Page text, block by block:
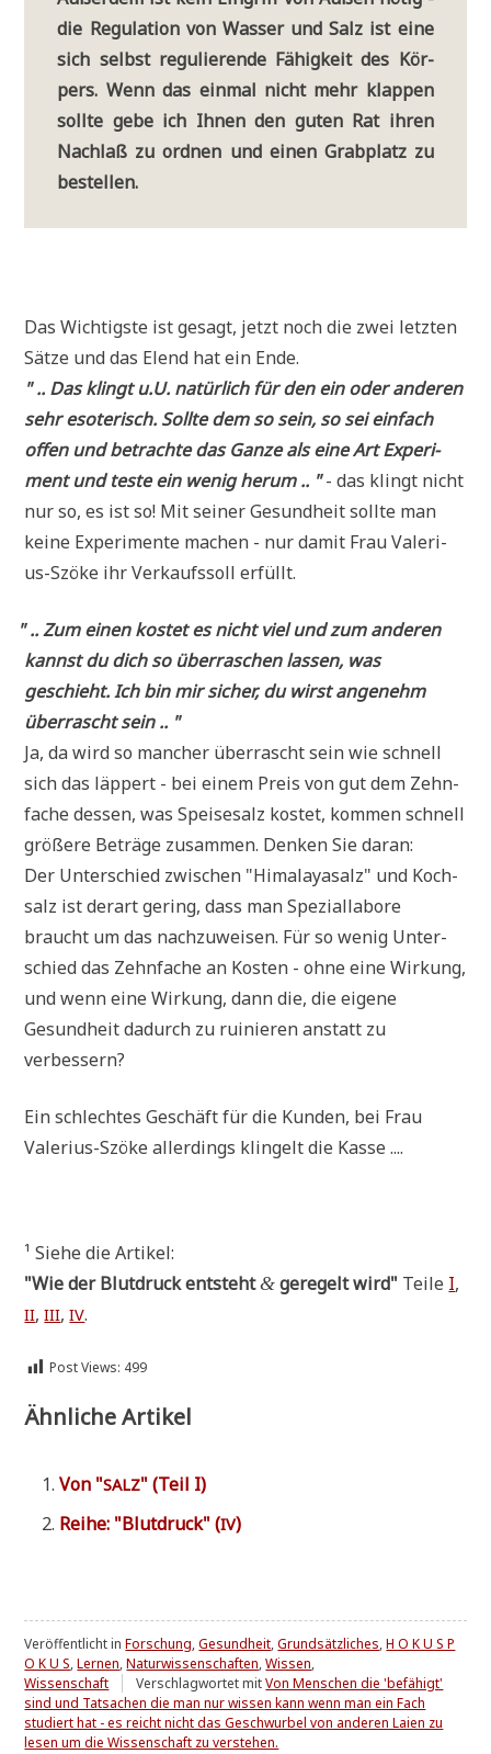
die Regu­la­ti­on von Was­ser und Salz ist eine
sich selbst regu­lie­ren­de Fähig­keit des Kör­
pers. Wenn das ein­mal nicht mehr klap­pen
soll­te gebe ich Ihnen den guten Rat ihren
Nach­laß zu ord­nen und einen Grab­platz zu
bestellen.
Das Wich­tig­ste ist gesagt, jetzt noch die zwei letz­ten
Sät­ze und das Elend hat ein Ende.
" .. Das klingt u.U. natür­lich für den ein oder ande­ren
sehr eso­te­risch. Soll­te dem so sein, so sei ein­fach
offen und betrach­te das Gan­ze als eine Art Expe­ri­
ment und teste ein wenig her­um .. "- das klingt nicht
nur so, es ist so! Mit sei­ner Gesund­heit soll­te man
kei­ne Expe­ri­men­te machen - nur damit Frau Vale­ri­
us-Szö­ke ihr Ver­kaufs­soll erfüllt.
".. Zum einen kostet es nicht viel und zum ande­ren
kannst du dich so über­ra­schen las­sen, was
geschieht. Ich bin mir sicher, du wirst ange­nehm
über­rascht sein .. "
Ja, da wird so man­cher über­rascht sein wie schnell
sich das läp­pert - bei einem Preis von gut dem Zehn­
fa­che des­sen, was Spei­se­salz kostet, kom­men schnell
grö­ße­re Beträ­ge zusam­men. Den­ken Sie daran:
Der Unter­schied zwi­schen "Hima­la­ya­salz" und Koch­
salz ist der­art gering, dass man Spe­zi­al­la­bo­re
braucht um das nach­zu­wei­sen. Für so wenig Unter­
schied das Zehn­fa­che an Kosten - ohne eine Wir­kung,
und wenn eine Wir­kung, dann die, die eige­ne
Gesund­heit dadurch zu rui­nie­ren anstatt zu
verbessern?
Ein schlech­tes Geschäft für die Kun­den, bei Frau
Vale­ri­us-Szö­ke aller­dings klin­gelt die Kasse ....
¹ Sie­he die Artikel:
"Wie der Blut­druck ent­steht& gere­gelt wird" Tei­le I,
II,III,IV.
Post Views: 499
Ähnliche Artikel
Von "SALZ" (Teil I)
Rei­he: "Blut­druck" (IV)
Veröffentlicht inForschung,Gesundheit,Grundsätzliches,H O K U S P
O K U S,Lernen,Naturwissenschaften,Wissen,
Wissenschaft
Verschlagwortet mitVon Menschen die 'befähigt'
sind und Tatsachen die man nur wissen kann wenn man ein Fach
studiert hat - es reicht nicht das Geschwurbel von anderen Laien zu
lesen um die Wissenschaft zu verstehen.